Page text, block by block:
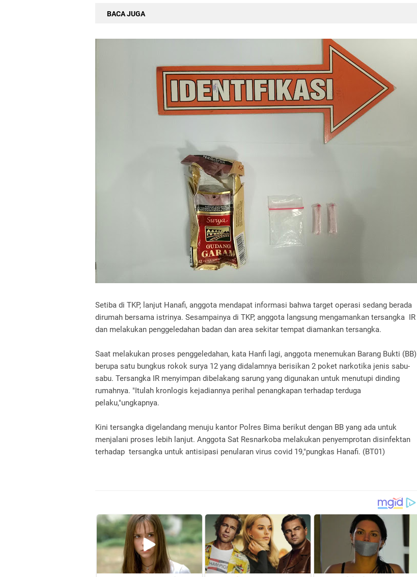
BACA JUGA
Setiba di TKP, lanjut Hanafi, anggota mendapat informasi bahwa target operasi sedang berada
dirumah bersama istrinya. Sesampainya di TKP, anggota langsung mengamankan tersangka IR
dan melakukan penggeledahan badan dan area sekitar tempat diamankan tersangka.
Saat melakukan proses penggeledahan, kata Hanfi lagi, anggota menemukan Barang Bukti (BB)
berupa satu bungkus rokok surya 12 yang didalamnya berisikan 2 poket narkotika jenis sabu-
sabu. Tersangka IR menyimpan dibelakang sarung yang digunakan untuk menutupi dinding
rumahnya. "Itulah kronlogis kejadiannya perihal penangkapan terhadap terduga
pelaku,"ungkapnya.
Kini tersangka digelandang menuju kantor Polres Bima berikut dengan BB yang ada untuk
menjalani proses lebih lanjut. Anggota Sat Resnarkoba melakukan penyemprotan disinfektan
terhadap tersangka untuk antisipasi penularan virus covid 19,"pungkas Hanafi. (BT01)